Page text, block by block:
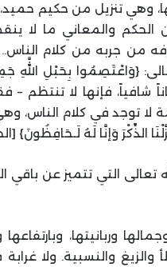
وهي تنزيل من حكيم
والمعاني ما لا
من جربه من كلام الناس..
شافياً، فإنها لا تنتظم
لا توجد في كلام
وَإنَّا لَهُ لَـحَافِظُونَ}
تعالى التي تتميز عن
وربانيتها،
والزيغ والنسبية. ولا